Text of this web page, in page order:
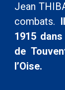
Jean
combats.
1915
de
l’Oise.